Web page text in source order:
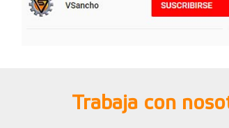
Trabaja con